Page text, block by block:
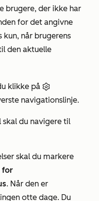
brugere, der ikke har
for det angivne
kun, når brugerens
den aktuelle
klikke på
navigationslinje.
skal du navigere til
skal du markere
for
. Når den er
otte dage. Du